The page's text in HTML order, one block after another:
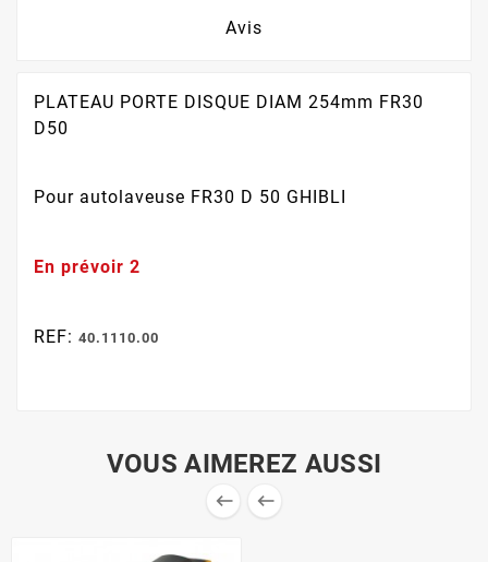
Avis
PLATEAU PORTE DISQUE DIAM 254mm FR30
D50
Pour autolaveuse FR30 D 50 GHIBLI
En prévoir 2
REF: 40.1110.00
VOUS AIMEREZ AUSSI
 